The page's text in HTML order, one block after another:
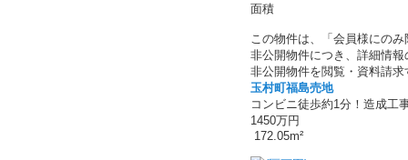
面積
この物件は、「会員様にの
非公開物件につき、詳細情
非公開物件を閲覧・資料請
玉村町福島売地
コンビニ徒歩約1分！造成工
1450万円
172.05m²